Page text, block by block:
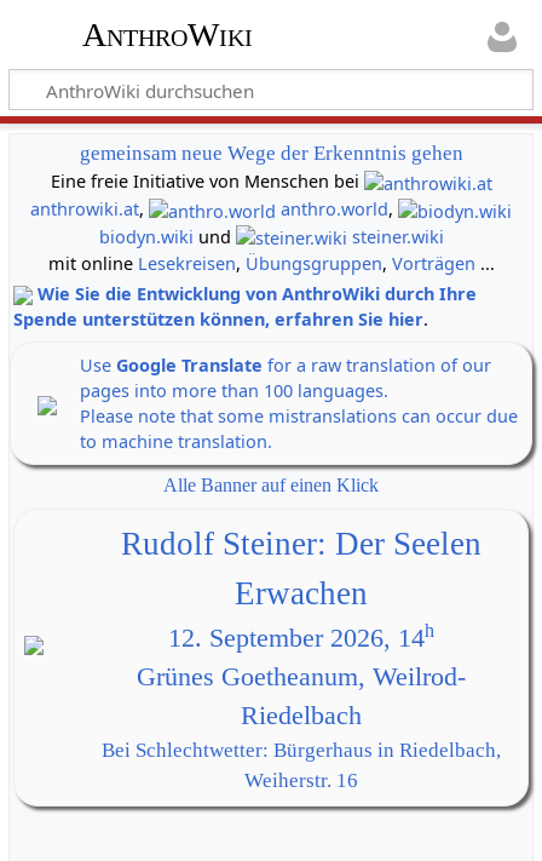
AnthroWiki
gemeinsam neue Wege der Erkenntnis gehen
Eine freie Initiative von Menschen bei
anthrowiki.at, anthro.world,
biodyn.wiki und
steiner.wiki
mit online Lesekreisen, Übungsgruppen, Vorträgen ...
Wie Sie die Entwicklung von AnthroWiki durch Ihre
Spende unterstützen können, erfahren Sie hier.
Use Google Translate for a raw translation of our
pages into more than 100 languages.
Please note that some mistranslations can occur due
to machine translation.
Alle Banner auf einen Klick
Rudolf Steiner: Der Seelen
Erwachen
12. September 2026, 14h
Grünes Goetheanum, Weilrod-
Riedelbach
Bei Schlechtwetter: Bürgerhaus in Riedelbach,
Weiherstr. 16